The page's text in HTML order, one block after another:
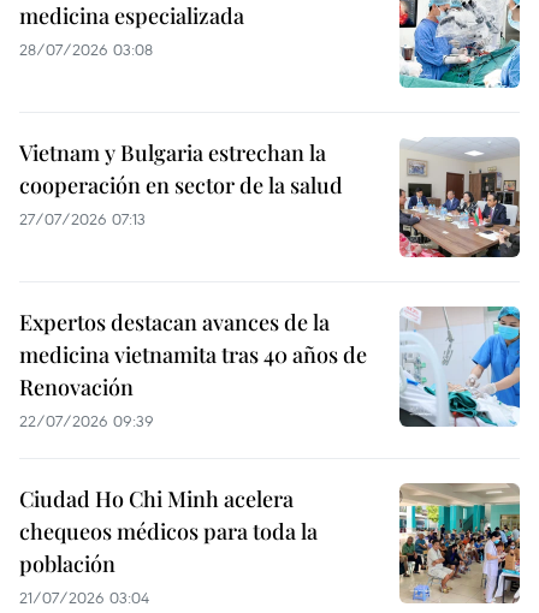
medicina especializada
28/07/2026 03:08
Vietnam y Bulgaria estrechan la
cooperación en sector de la salud
27/07/2026 07:13
Expertos destacan avances de la
medicina vietnamita tras 40 años de
Renovación
22/07/2026 09:39
Ciudad Ho Chi Minh acelera
chequeos médicos para toda la
población
21/07/2026 03:04